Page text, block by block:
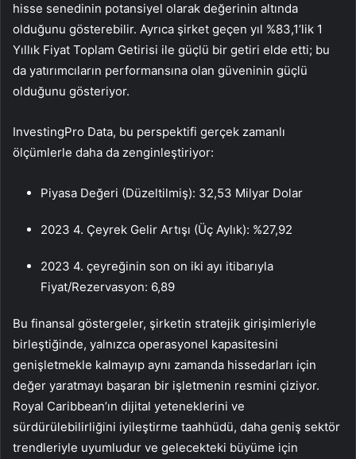
hisse senedinin potansiyel olarak değerinin altında
olduğunu gösterebilir. Ayrıca şirket geçen yıl %83,1’lik 1
Yıllık Fiyat Toplam Getirisi ile güçlü bir getiri elde etti; bu
da yatırımcıların performansına olan güveninin güçlü
olduğunu gösteriyor.
InvestingPro Data, bu perspektifi gerçek zamanlı
ölçümlerle daha da zenginleştiriyor:
Piyasa Değeri (Düzeltilmiş): 32,53 Milyar Dolar
2023 4. Çeyrek Gelir Artışı (Üç Aylık): %27,92
2023 4. çeyreğinin son on iki ayı itibarıyla
Fiyat/Rezervasyon: 6,89
Bu finansal göstergeler, şirketin stratejik girişimleriyle
birleştiğinde, yalnızca operasyonel kapasitesini
genişletmekle kalmayıp aynı zamanda hissedarları için
değer yaratmayı başaran bir işletmenin resmini çiziyor.
Royal Caribbean’ın dijital yeteneklerini ve
sürdürülebilirliğini iyileştirme taahhüdü, daha geniş sektör
trendleriyle uyumludur ve gelecekteki büyüme için